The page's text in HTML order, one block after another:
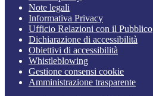
Note legali
Informativa Privacy
Ufficio Relazioni con il Pubblico
Dichiarazione di accessibilità
Obiettivi di accessibilità
Whistleblowing
Gestione consensi cookie
Amministrazione trasparente